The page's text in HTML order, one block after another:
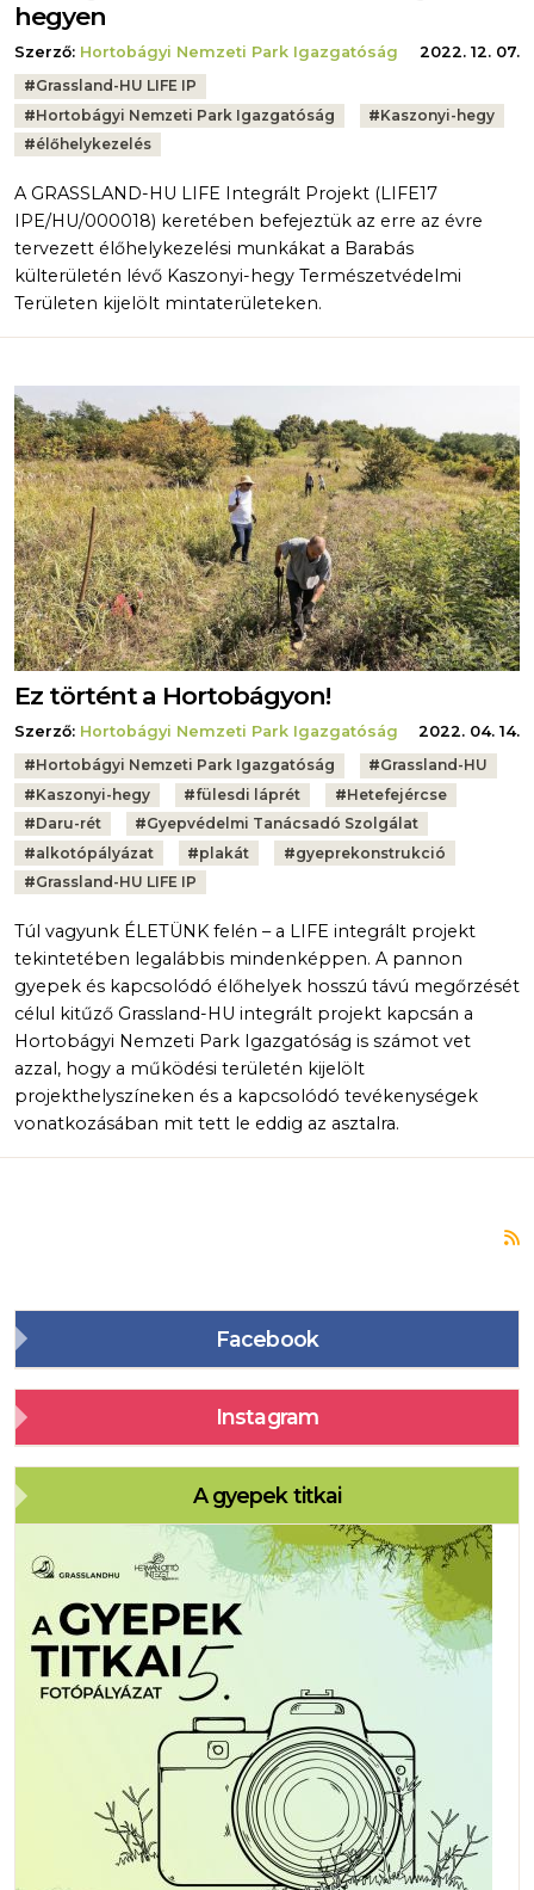
hegyen
Szerző: Hortobágyi Nemzeti Park Igazgatóság
2022. 12. 07.
Tags:
#Grassland-HU LIFE IP
#Hortobágyi Nemzeti Park Igazgatóság #Kaszonyi-hegy
#élőhelykezelés
A GRASSLAND-HU LIFE Integrált Projekt (LIFE17
IPE/HU/000018) keretében befejeztük az erre az évre
tervezett élőhelykezelési munkákat a Barabás
külterületén lévő Kaszonyi-hegy Természetvédelmi
Területen kijelölt mintaterületeken.
Ez történt a Hortobágyon!
Szerző: Hortobágyi Nemzeti Park Igazgatóság
2022. 04. 14.
Tags:
#Hortobágyi Nemzeti Park Igazgatóság #Grassland-HU
#Kaszonyi-hegy #fülesdi láprét #Hetefejércse
#Daru-rét #Gyepvédelmi Tanácsadó Szolgálat
#alkotópályázat #plakát #gyeprekonstrukció
#Grassland-HU LIFE IP
Túl vagyunk ÉLETÜNK felén – a LIFE integrált projekt
tekintetében legalábbis mindenképpen. A pannon
gyepek és kapcsolódó élőhelyek hosszú távú megőrzését
célul kitűző Grassland-HU integrált projekt kapcsán a
Hortobágyi Nemzeti Park Igazgatóság is számot vet
azzal, hogy a működési területén kijelölt
projekthelyszíneken és a kapcsolódó tevékenységek
vonatkozásában mit tett le eddig az asztalra.
Facebook
Instagram
A gyepek titkai